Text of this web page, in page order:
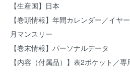
【生産国】日本
【巻頭情報】年間カレンダー／イヤ
月マンスリー
【巻末情報】パーソナルデータ
【内容（付属品）】表2ポケット／専